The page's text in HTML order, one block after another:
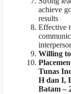
achieve
results
Effective
Willing
Tunas
H dan I,
Batam –